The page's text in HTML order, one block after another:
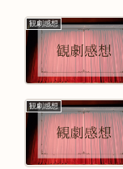
観劇感想
観劇感想